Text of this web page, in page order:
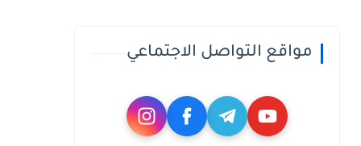
مواقع التواصل الاجتماعي